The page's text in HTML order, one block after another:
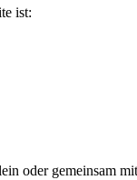
ist:
oder gemeinsam